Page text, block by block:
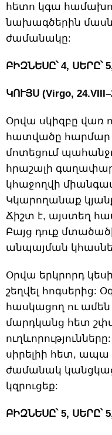
հետո կգա
նախագծերին
ժամանակը:
ԲԻԶՆԵՍԸ՝ 4, ՍԵՐԸ՝
ԿՈՒՅՍ (Virgo,
Օրվա սկիզբը վառ
հատվածը հարմար
մոտեցում
հրաշալի
կհաջողվի
Կկարողանաք
Ճիշտ է, այստեղ
Բայց դուք
անպայման
Օրվա երկրորդ
շեղվել հոգսերից:
հասկացող ու
մարդկանց հետ
սիրելիի հետ, ապա
ժամանակ
կզրուցեք:
ԲԻԶՆԵՍԸ՝ 5, ՍԵՐԸ՝